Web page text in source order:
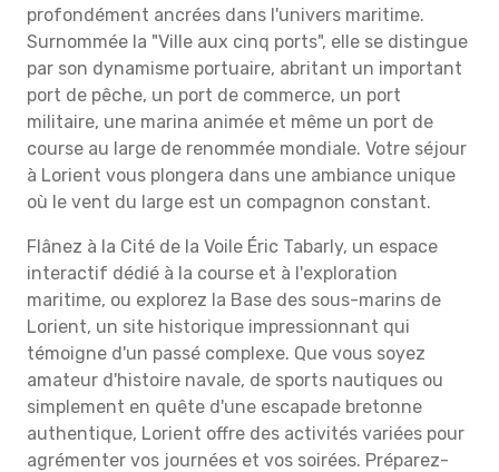
profondément ancrées dans l'univers maritime.
Surnommée la "Ville aux cinq ports", elle se distingue
par son dynamisme portuaire, abritant un important
port de pêche, un port de commerce, un port
militaire, une marina animée et même un port de
course au large de renommée mondiale. Votre séjour
à Lorient vous plongera dans une ambiance unique
où le vent du large est un compagnon constant.
Flânez à la Cité de la Voile Éric Tabarly, un espace
interactif dédié à la course et à l'exploration
maritime, ou explorez la Base des sous-marins de
Lorient, un site historique impressionnant qui
témoigne d'un passé complexe. Que vous soyez
amateur d'histoire navale, de sports nautiques ou
simplement en quête d'une escapade bretonne
authentique, Lorient offre des activités variées pour
agrémenter vos journées et vos soirées. Préparez-